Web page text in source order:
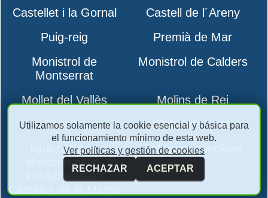
Castellet i la Gornal
Castell de l´Areny
Puig-reig
Premià de Mar
Monistrol de
Montserrat
Monistrol de Calders
Mollet del Vallès
Molins de Rei
Polinyà
Pobla de Lillet
lona-rapidas-
almacen-nave-
industriales-en
Castellví de la Marca
Políticas y cookies
Utilizamos solamente la cookie esencial y básica para
el funcionamiento mínimo de esta web.
Ver políticas y gestión de cookies
RECHAZAR
ACEPTAR